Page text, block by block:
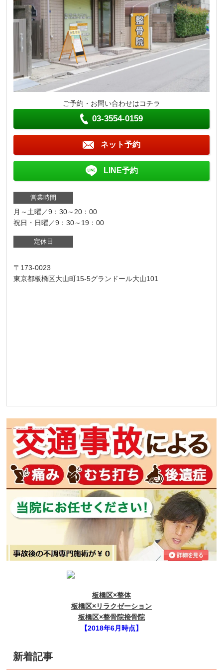
ご予約・お問い合わせはコチラ
03-3554-0159
ネット予約
LINE予約
営業時間
月～土曜／9：30～20：00
祝日・日曜／9：30～19：00
定休日
〒173-0023
東京都板橋区大山町15-5グランドール大山101
板橋区×整体
板橋区×リラクゼーション
板橋区×整骨院接骨院
【2018年6月時点】
新着記事